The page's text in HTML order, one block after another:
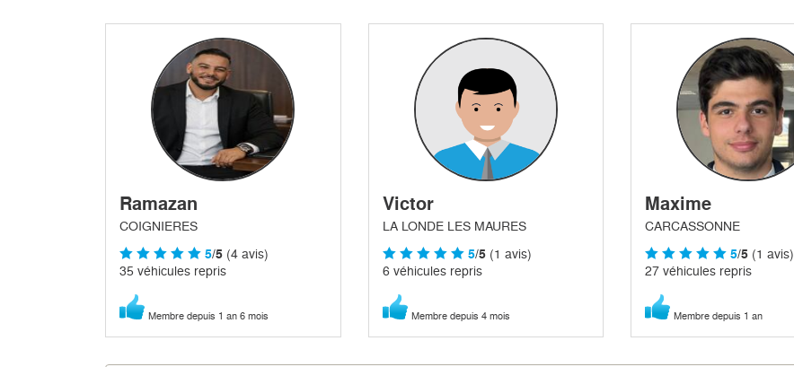
Ramazan
COIGNIERES
5/5 (4 avis)
35 véhicules repris
Membre depuis 1 an 6 mois
Victor
LA LONDE LES MAURES
5/5(1 avis)
6 véhicules repris
Membre depuis 4 mois
Maxime
CARCASSONNE
5/5 (1 avis)
27 véhicules repris
Membre depuis 1 an